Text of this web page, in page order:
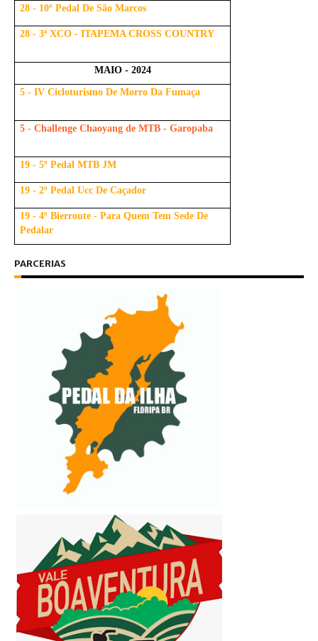
28 - 10º Pedal De São Marcos
28 - 3ª XCO - ITAPEMA CROSS COUNTRY
MAIO - 2024
5 - IV Cicloturismo De Morro Da Fumaça
5 - Challenge Chaoyang de MTB - Garopaba
19 - 5º Pedal MTB JM
19 - 2º Pedal Ucc De Caçador
19 - 4º Bierroute - Para Quem Tem Sede De
Pedalar
PARCERIAS